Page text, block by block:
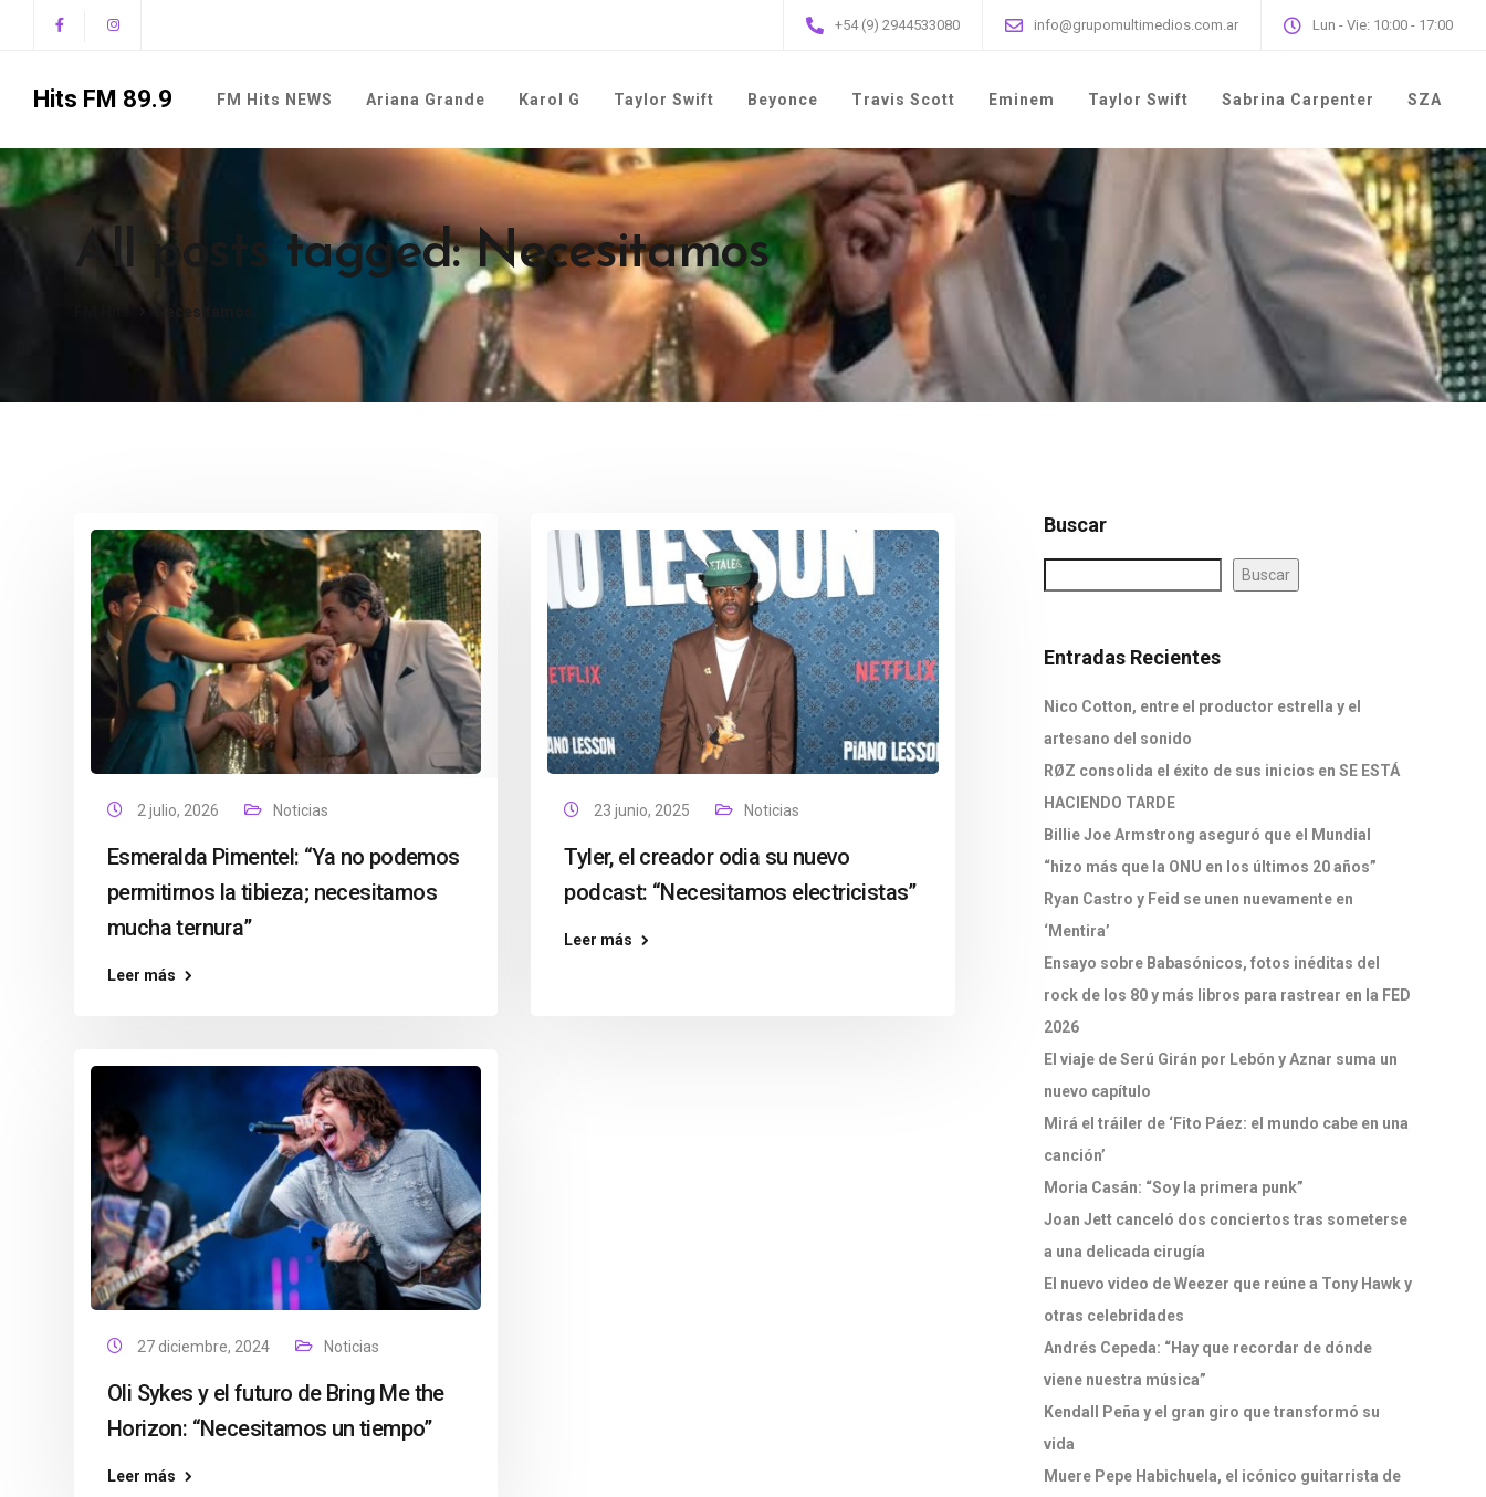
+54 (9) 2944533080 info@grupomultimedios.com.ar Lun - Vie: 10:00 - 17:00
Hits FM 89.9 FM Hits NEWS Ariana Grande Karol G Taylor Swift Beyonce Travis Scott Eminem Taylor Swift Sabrina Carpenter SZA
All posts tagged: Necesitamos
Necesitamos
2 julio, 2026 Noticias
Esmeralda Pimentel: “Ya no podemos
permitirnos la tibieza; necesitamos
mucha ternura”
Leer más
23 junio, 2025 Noticias
Tyler, el creador odia su nuevo
podcast: “Necesitamos electricistas”
Leer más
27 diciembre, 2024 Noticias
Oli Sykes y el futuro de Bring Me the
Horizon: “Necesitamos un tiempo”
Leer más
Buscar
Buscar
Entradas Recientes
Nico Cotton, entre el productor estrella y el
artesano del sonido
RØZ consolida el éxito de sus inicios en SE ESTÁ
HACIENDO TARDE
Billie Joe Armstrong aseguró que el Mundial
“hizo más que la ONU en los últimos 20 años”
Ryan Castro y Feid se unen nuevamente en
‘Mentira’
Ensayo sobre Babasónicos, fotos inéditas del
rock de los 80 y más libros para rastrear en la FED
2026
El viaje de Serú Girán por Lebón y Aznar suma un
nuevo capítulo
Mirá el tráiler de ‘Fito Páez: el mundo cabe en una
canción’
Moria Casán: “Soy la primera punk”
Joan Jett canceló dos conciertos tras someterse
a una delicada cirugía
El nuevo video de Weezer que reúne a Tony Hawk y
otras celebridades
Andrés Cepeda: “Hay que recordar de dónde
viene nuestra música”
Kendall Peña y el gran giro que transformó su
vida
Muere Pepe Habichuela, el icónico guitarrista de